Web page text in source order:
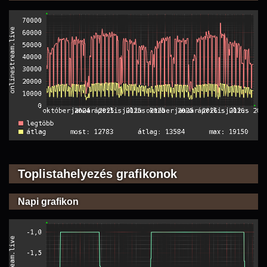
Toplistahelyezés grafikonok
Napi grafikon